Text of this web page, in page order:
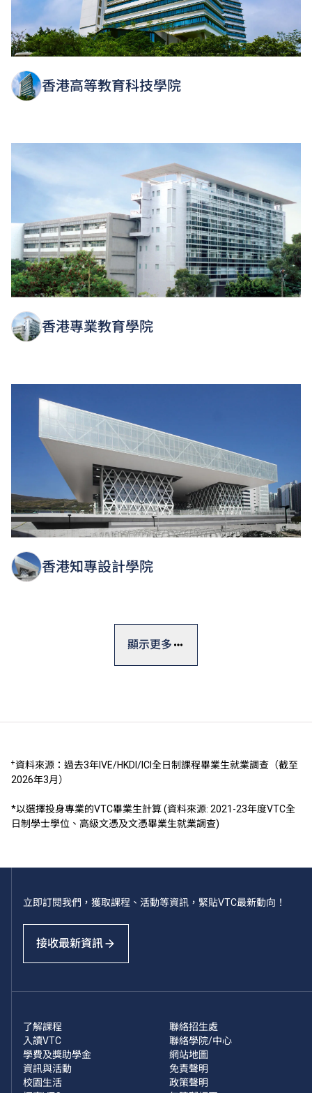
香港高等教育科技學院
香港專業教育學院
香港知專設計學院
顯示更多
+資料來源：過去3年IVE/HKDI/ICI全日制課程畢業生就業調查（截至
2026年3月）
*以選擇投身專業的VTC畢業生計算 (資料來源: 2021-23年度VTC全
日制學士學位、高級文憑及文憑畢業生就業調查)
立即訂閱我們，獲取課程、活動等資訊，緊貼VTC最新動向！
接收最新資訊
了解課程
入讀VTC
學費及獎助學金
資訊與活動
校園生活
聯絡招生處
聯絡學院/中心
網站地圖
免責聲明
政策聲明